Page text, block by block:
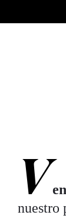
V
nuestro